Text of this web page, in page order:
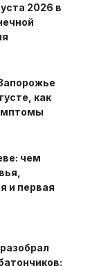
2026 в
как
чем
и первая